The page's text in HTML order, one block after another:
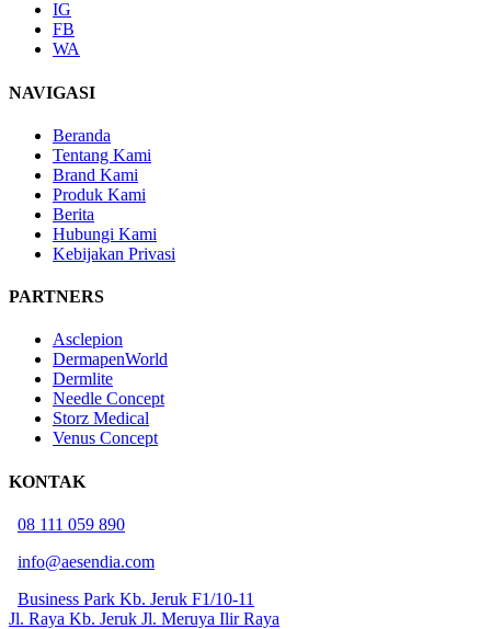
IG
FB
WA
NAVIGASI
Beranda
Tentang Kami
Brand Kami
Produk Kami
Berita
Hubungi Kami
Kebijakan Privasi
PARTNERS
Asclepion
DermapenWorld
Dermlite
Needle Concept
Storz Medical
Venus Concept
KONTAK
08 111 059 890
info@aesendia.com
Business Park Kb. Jeruk F1/10-11
Jl. Raya Kb. Jeruk Jl. Meruya Ilir Raya